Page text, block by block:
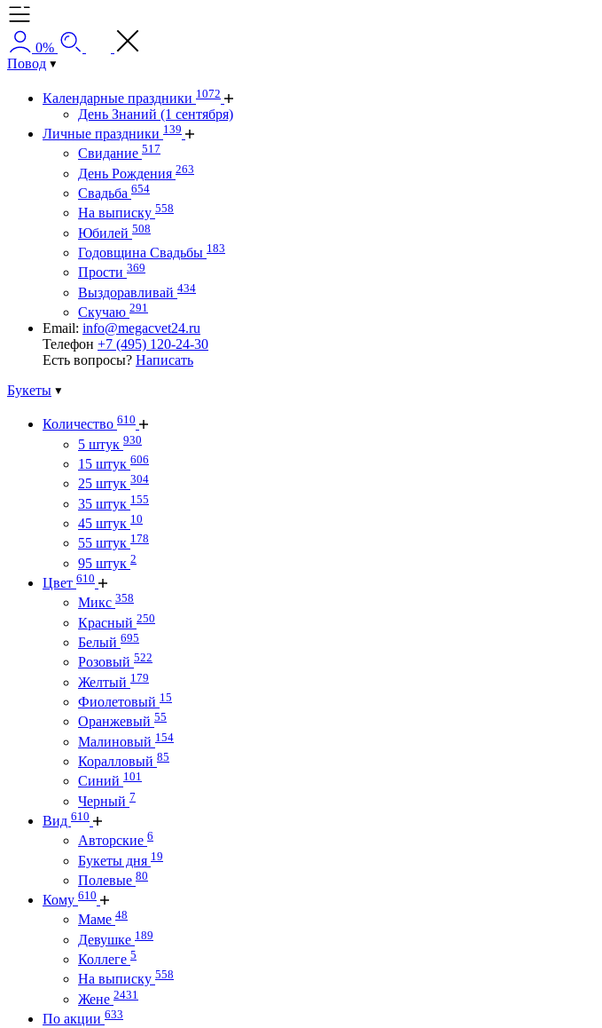
0%
Повод
Календарные праздники 1072
День Знаний (1 сентября)
Личные праздники 139
Свидание 517
День Рождения 263
Свадьба 654
На выписку 558
Юбилей 508
Годовщина Свадьбы 183
Прости 369
Выздоравливай 434
Скучаю 291
Email: info@megacvet24.ru
Телефон +7 (495) 120-24-30
Есть вопросы? Написать
Букеты
Количество 610
5 штук 930
15 штук 606
25 штук 304
35 штук 155
45 штук 10
55 штук 178
95 штук 2
Цвет 610
Микс 358
Красный 250
Белый 695
Розовый 522
Желтый 179
Фиолетовый 15
Оранжевый 55
Малиновый 154
Коралловый 85
Синий 101
Черный 7
Вид 610
Авторские 6
Букеты дня 19
Полевые 80
Кому 610
Маме 48
Девушке 189
Коллеге 5
На выписку 558
Жене 2431
По акции 633